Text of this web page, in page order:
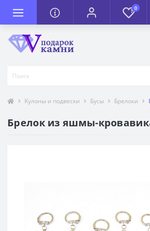
0
Кулоны и подвески Бусы Брелоки
Брелок из яшмы-